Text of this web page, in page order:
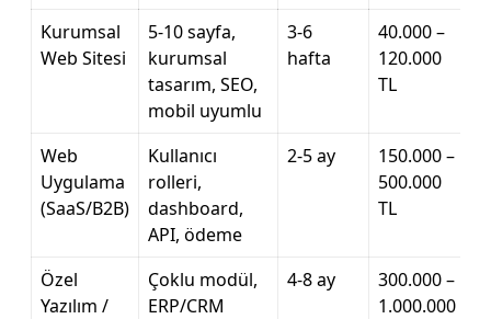
Kurumsal
Web Sitesi
5-10 sayfa,
kurumsal
tasarım, SEO,
mobil uyumlu
3-6
hafta
40.000 –
120.000
TL
Web
Uygulama
(SaaS/B2B)
Kullanıcı
rolleri,
dashboard,
API, ödeme
2-5 ay
150.000 –
500.000
TL
Özel
Yazılım /
Çoklu modül,
ERP/CRM
4-8 ay
300.000 –
1.000.000